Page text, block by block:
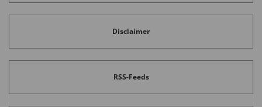
Disclaimer
RSS-Feeds